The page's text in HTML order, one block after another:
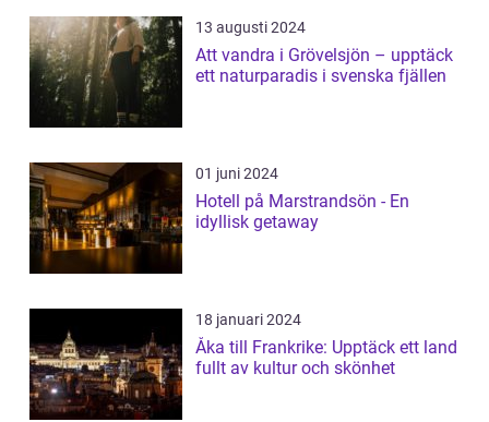
13 augusti 2024
Att vandra i Grövelsjön – upptäck
ett naturparadis i svenska fjällen
01 juni 2024
Hotell på Marstrandsön - En
idyllisk getaway
18 januari 2024
Åka till Frankrike: Upptäck ett land
fullt av kultur och skönhet